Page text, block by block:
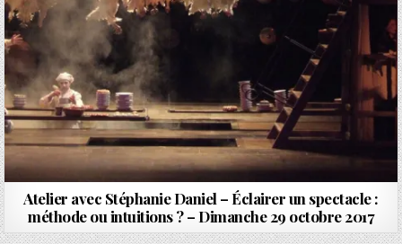
Atelier avec Stéphanie Daniel – Éclairer un spectacle :
méthode ou intuitions ? – Dimanche 29 octobre 2017